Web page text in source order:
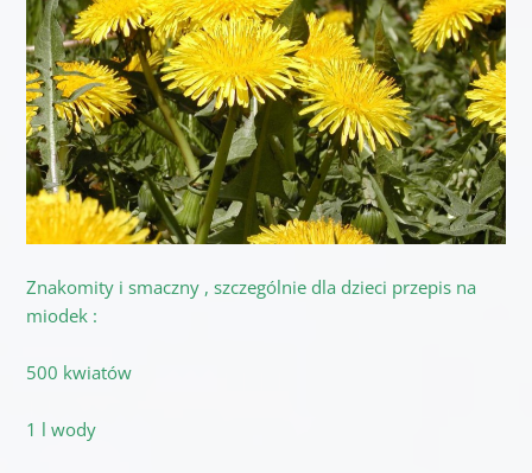
Znakomity i smaczny , szczególnie dla dzieci przepis na
miodek :
500 kwiatów
1 l wody